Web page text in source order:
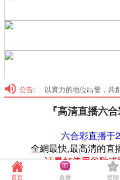
公告: 以實力的地位出發，共
『高清直播六
六合彩直播于
全網最快,最高清的直
请最好使用谷歌
老總推薦拿的到錢的
首页 直播 登陸